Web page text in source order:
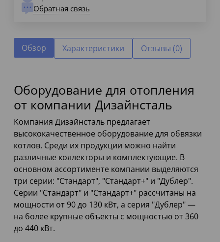
Обратная связь
Обзор Характеристики Отзывы (0)
Оборудование для отопления
от компании Дизайнсталь
Компания Дизайнсталь предлагает
высококачественное оборудование для обвязки
котлов. Среди их продукции можно найти
различные коллекторы и комплектующие. В
основном ассортименте компании выделяются
три серии: "Стандарт", "Стандарт+" и "Дублер".
Серии "Стандарт" и "Стандарт+" рассчитаны на
мощности от 90 до 130 кВт, а серия "Дублер" —
на более крупные объекты с мощностью от 360
до 440 кВт.